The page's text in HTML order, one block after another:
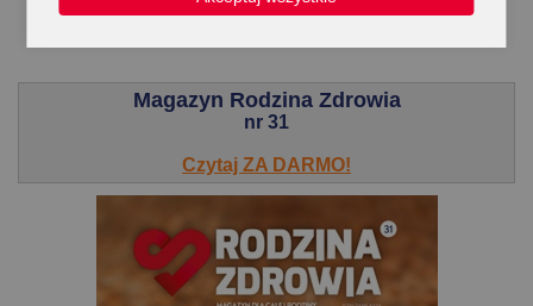
.
Magazyn Rodzina Zdrowia
nr 31
Czytaj ZA DARMO!